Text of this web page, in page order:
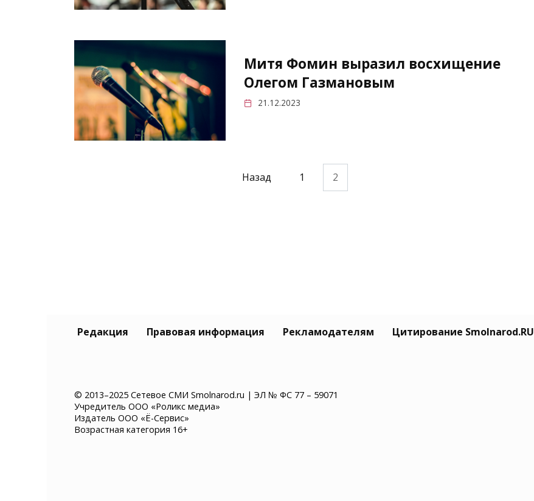
Митя Фомин выразил восхищение
Олегом Газмановым
21.12.2023
Назад 1 2
Редакция Правовая информация Рекламодателям Цитирование Smolnarod.RU
© 2013–2025 Сетевое СМИ Smolnarod.ru | ЭЛ № ФС 77 – 59071
Учредитель ООО «Роликс медиа»
Издатель ООО «Ё-Сервис»
Возрастная категория 16+